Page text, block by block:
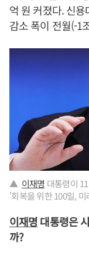
억 원 커졌다. 신
감소 폭이 전월(-1
▲ 이재명 대통령이
'회복을 위한 100일,
이재명 대통령은
까?